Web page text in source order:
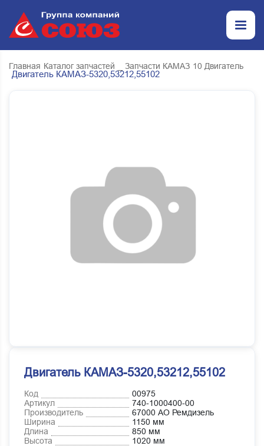
Главная Каталог запчастей _ Запчасти КАМАЗ 10 Двигатель
Двигатель КАМАЗ-5320,53212,55102
Двигатель КАМАЗ-5320,53212,55102
Код
00975
Артикул
740-1000400-00
Производитель
67000 АО Ремдизель
Ширина
1150 мм
Длина
850 мм
Высота
1020 мм